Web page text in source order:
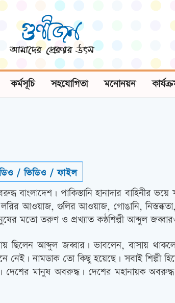
কর্মসূচি সহযোগিতা মনোনয়ন
/ ভিডিও / ফাইল
বাংলাদেশ। পাকিস্তানি হানাদার বাহিনীর
লরির আওয়াজ, গুলির আওয়াজ, গোঙানি,
মতো তরুণ ও প্রখ্যাত কণ্ঠশিল্পী আব্দুল
ছিলেন আব্দুল জব্বার। ভাবলেন, বাসায়
নেই। নামডাক তো কিছু হয়েছে। সবাই শিল্পী
মানুষ অবরুদ্ধ। দেশের মহানায়ক